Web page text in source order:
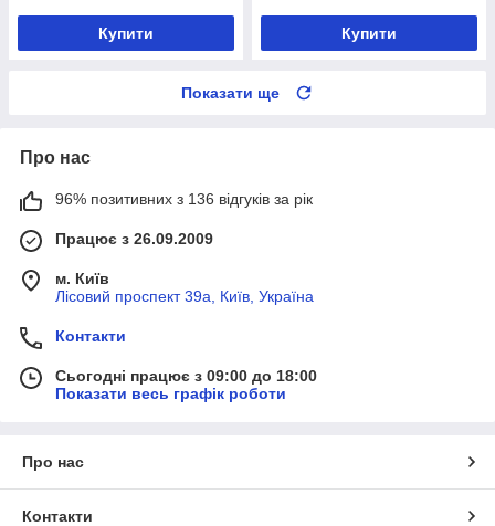
Купити Купити
Показати ще
Про нас
96% позитивних з 136 відгуків за рік
Працює з 26.09.2009
м. Київ
Лісовий проспект 39а, Київ, Україна
Контакти
Сьогодні працює з 09:00 до 18:00
Показати весь графік роботи
Про нас
Контакти